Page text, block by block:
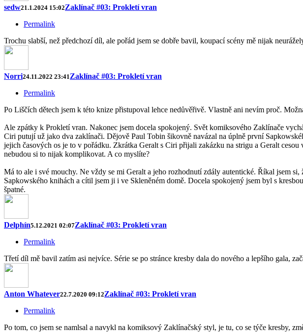
sedw21.1.2024 15:02Zaklínač #03: Prokletí vran
Permalink
Trochu slabší, než předchozí díl, ale pořád jsem se dobře bavil, koupací scény mě nijak
Norri24.11.2022 23:41Zaklínač #03: Prokletí vran
Permalink
Po Liščích dětech jsem k této knize přistupoval lehce nedůvěřivě. Vlastně ani nevím proč.
Ale zpátky k Prokletí vran. Nakonec jsem docela spokojený. Svět komiksového Zaklínače
Ciri putují už jako dva zaklínači. Dějově Paul Tobin šikovně navázal na úplně první
jejich časových os je to v pořádku. Zkrátka Geralt s Ciri přijali zakázku na strigu a Geralt
nebudou si to nijak komplikovat. A co myslíte?
Má to ale i své mouchy. Ne vždy se mi Geralt a jeho rozhodnutí zdály autentické. Říkal jsem
Sapkowského knihách a cítil jsem ji i ve Skleněném domě. Docela spokojený jsem byl s
špatné.
Delphín5.12.2021 02:07Zaklínač #03: Prokletí vran
Permalink
Třetí díl mě bavil zatím asi nejvíce. Série se po stránce kresby dala do nového a lepšího gala,
Anton Whatever22.7.2020 09:12Zaklínač #03: Prokletí vran
Permalink
Po tom, co jsem se namlsal a navykl na komiksový Zaklínačský styl, je tu, co se týče kresby,